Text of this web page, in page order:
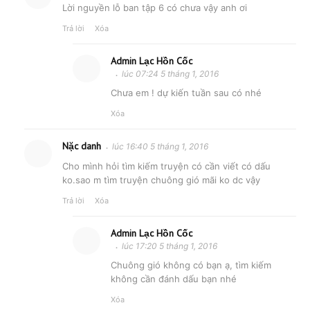
Lời nguyền lỗ ban tập 6 có chưa vậy anh ơi
Trả lời Xóa
Admin Lạc Hồn Cốc
lúc 07:24 5 tháng 1, 2016
Chưa em ! dự kiến tuần sau có nhé
Xóa
Nặc danh lúc 16:40 5 tháng 1, 2016
Cho mình hỏi tìm kiếm truyện có cần viết có dấu
ko.sao m tìm truyện chuông gió mãi ko dc vậy
Trả lời Xóa
Admin Lạc Hồn Cốc
lúc 17:20 5 tháng 1, 2016
Chuông gió không có bạn ạ, tìm kiếm
không cần đánh dấu bạn nhé
Xóa